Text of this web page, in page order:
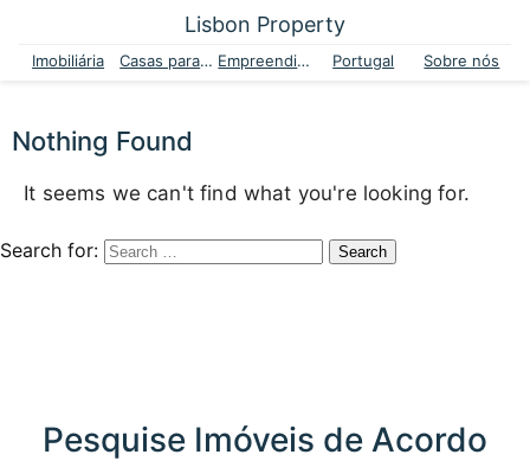
Lisbon Property
Imobiliária Casas para venda Empreendimentos Portugal Sobre nós
Nothing Found
It seems we can't find what you're looking for.
Search for:
Pesquise Imóveis de Acordo